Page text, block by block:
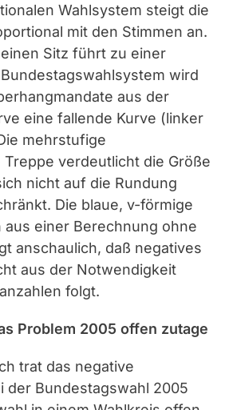
Wahlsystem steigt die
mit den Stimmen an.
Sitz führt zu einer
wird
aus der
eine fallende Kurve (linker
mehrstufige
verdeutlicht die Größe
nicht auf die Rundung
Die blaue, v-förmige
aus einer Berechnung ohne
anschaulich, daß negatives
aus der Notwendigkeit
folgt.
Problem 2005 offen zutage
trat das negative
der Bundestagswahl 2005